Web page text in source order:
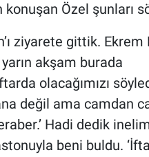
konuşan Özel şunları
ziyarete gittik. Ekrem
akşam burada
olacağımızı
değil ama camdan
Hadi dedik
beni buldu.